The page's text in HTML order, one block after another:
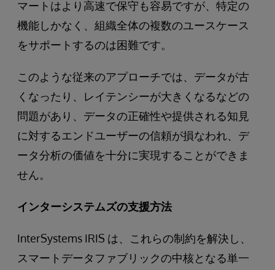
マートはより高速で保守も容易ですが、特定の
機能しかなく、組織全体の複数のユースケース
をサポートするのは困難です。
このような従来のアプローチでは、データが古
くなったり、レイテンシーが大きくなるなどの
問題があり、データの正確性や提供される知見
に対するエンドユーザーの信頼が損なわれ、デ
ータ分析の価値を十分に実現することができま
せん。
インターシステムズの支援方法
InterSystems IRIS は、これらの制約を解決し、
スマートデータファブリックの中核となる単一